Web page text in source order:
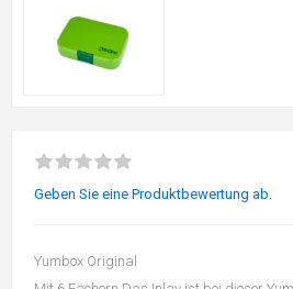
Geben Sie eine Produktbewertung ab.
Yumbox Original